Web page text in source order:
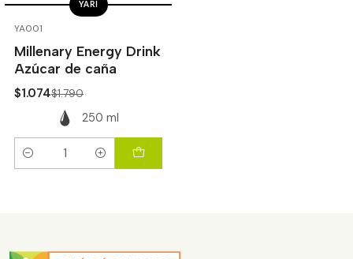
YA001
YARÍ
Millenary Energy Drink
Azúcar de caña
$1.074$1.790
250 ml
Cantidad